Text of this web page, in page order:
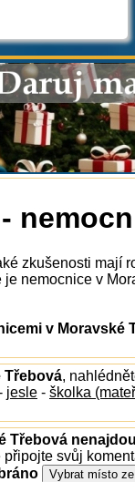
zkušenosti mají
nemocnice v
v Moravské
Třebová,
jesle - školka
Třebová
svůj